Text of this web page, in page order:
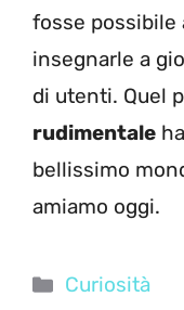
fosse possibile
insegnarle a
di utenti. Quel
rudimentale
bellissimo
amiamo oggi.
Categorie
Curiosità